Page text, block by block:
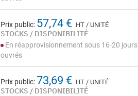
Prix public: 57,74 € HT / UNITÉ
STOCKS / DISPONIBILITÉ
En réapprovisionnement sous 16-20 jours
ouvrés
Prix public:73,69 € HT / UNITÉ
STOCKS / DISPONIBILITÉ